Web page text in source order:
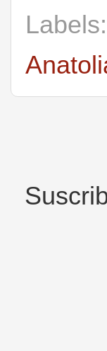
Labels: